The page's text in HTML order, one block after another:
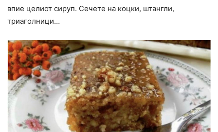
впие целиот сируп. Сечете на коцки, штангли,
триаголници…